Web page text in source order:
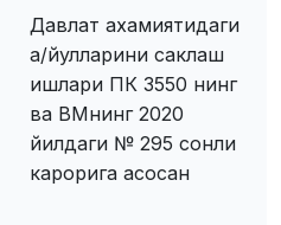
Давлат ахамиятидаги
а/йулларини саклаш
ишлари ПК 3550 нинг
ва ВМнинг 2020
йилдаги № 295 сонли
карорига асосан